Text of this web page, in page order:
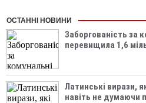
ОСТАННІ НОВИНИ
Заборгованість за
перевищила 1,6
Латинські вирази,
навіть не думаючи